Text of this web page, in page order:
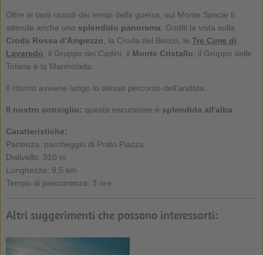
Oltre ai tanti ricordi dei tempi della guerra, sul Monte Specie ti
attende anche uno splendido panorama . Goditi la vista sulla
Croda Rossa d'Ampezzo , la Croda del Becco, le Tre Cime di
Lavaredo , il Gruppo dei Cadini, il Monte Cristallo , il Gruppo delle
Tofane e la Marmolada.
Il ritorno avviene lungo lo stesso percorso dell'andata.
Il nostro consiglio: questa escursione è splendida all'alba
Caratteristiche:
Partenza: parcheggio di Prato Piazza
Dislivello: 310 m
Lunghezza: 9,5 km
Tempo di percorrenza: 3 ore
Altri suggerimenti che possono interessarti: